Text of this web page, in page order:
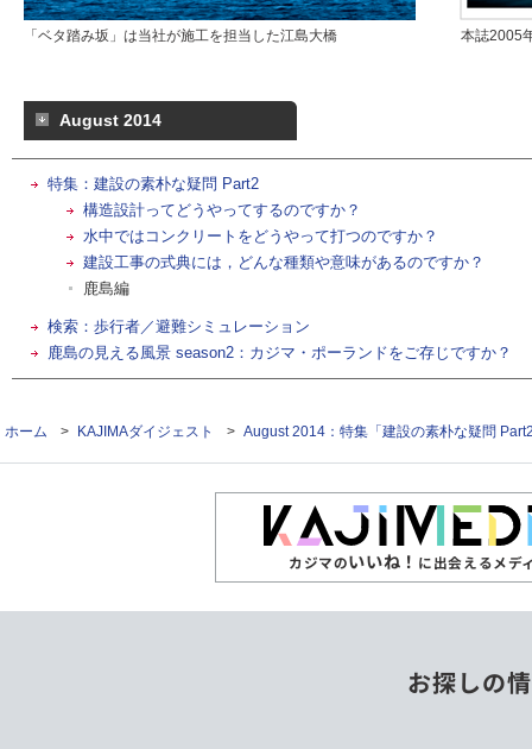
「ベタ踏み坂」は当社が施工を担当した江島大橋 本誌2005
August 2014
特集：建設の素朴な疑問 Part2
構造設計ってどうやってするのですか？
水中ではコンクリートをどうやって打つのですか？
建設工事の式典には，どんな種類や意味があるのですか？
鹿島編
検索：歩行者／避難シミュレーション
鹿島の見える風景 season2：カジマ・ポーランドをご存じですか？
ホーム > KAJIMAダイジェスト > August 2014：特集「建設の素朴な疑問
カジマのいいね！ に出会えるメデ
お探しの